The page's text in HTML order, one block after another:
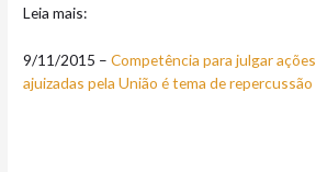
Leia mais:
9/11/2015 –Competência para julgar
ajuizadas pela União é tema de repercussão